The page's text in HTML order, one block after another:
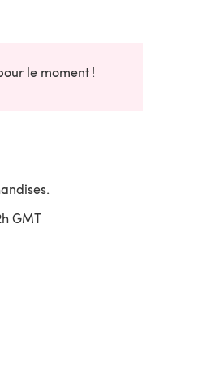
le moment !
GMT